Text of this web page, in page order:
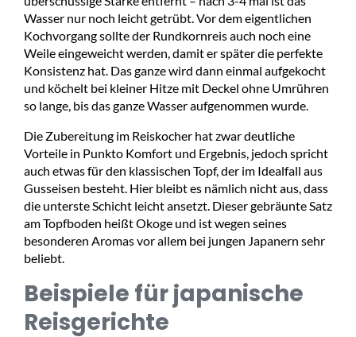
Wasser nur noch leicht getrübt. Vor dem eigentlichen
Kochvorgang sollte der Rundkornreis auch noch eine
Weile eingeweicht werden, damit er später die perfekte
Konsistenz hat. Das ganze wird dann einmal aufgekocht
und köchelt bei kleiner Hitze mit Deckel ohne Umrühren
so lange, bis das ganze Wasser aufgenommen wurde.
Die Zubereitung im Reiskocher hat zwar deutliche
Vorteile in Punkto Komfort und Ergebnis, jedoch spricht
auch etwas für den klassischen Topf, der im Idealfall aus
Gusseisen besteht. Hier bleibt es nämlich nicht aus, dass
die unterste Schicht leicht ansetzt. Dieser gebräunte Satz
am Topfboden heißt Okoge und ist wegen seines
besonderen Aromas vor allem bei jungen Japanern sehr
beliebt.
Beispiele für japanische
Reisgerichte